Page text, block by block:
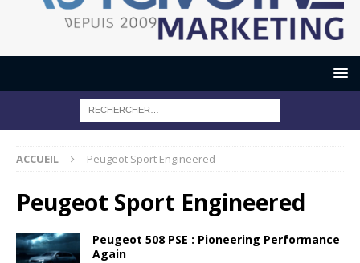
ACCUEIL Peugeot Sport Engineered
Peugeot Sport Engineered
Peugeot 508 PSE : Pioneering Performance
Again